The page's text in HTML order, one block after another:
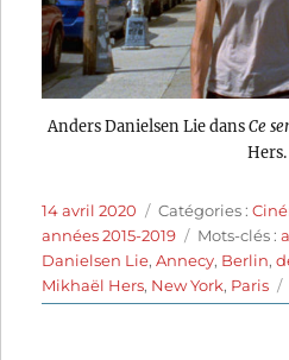
Anders Danielsen Lie dansCe
Hers.
Publié
le
14 avril 2020 Catégories
Catégories :
années 2015-2019
Étiquettes
Mots-clés :
Danielsen Lie,Annecy, Berlin,
Mikhaël Hers, New York, Paris